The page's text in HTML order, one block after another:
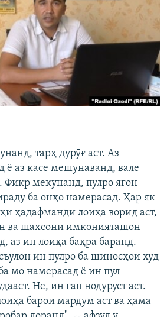
тарҳ дурӯғ аст. Аз
ё аз касе мешунаванд, вале
Фикр мекунанд, пулро ягон
ба онҳо намерасад. Ҳар як
ҳадафманди лоиҳа ворид аст,
ва шахсони имконияташон
аз ин лоиҳа баҳра баранд.
ин пулро ба шиносҳои худ
мо намерасад ё ин пул
Не, ин гап нодуруст аст.
барои мардум аст ва ҳама